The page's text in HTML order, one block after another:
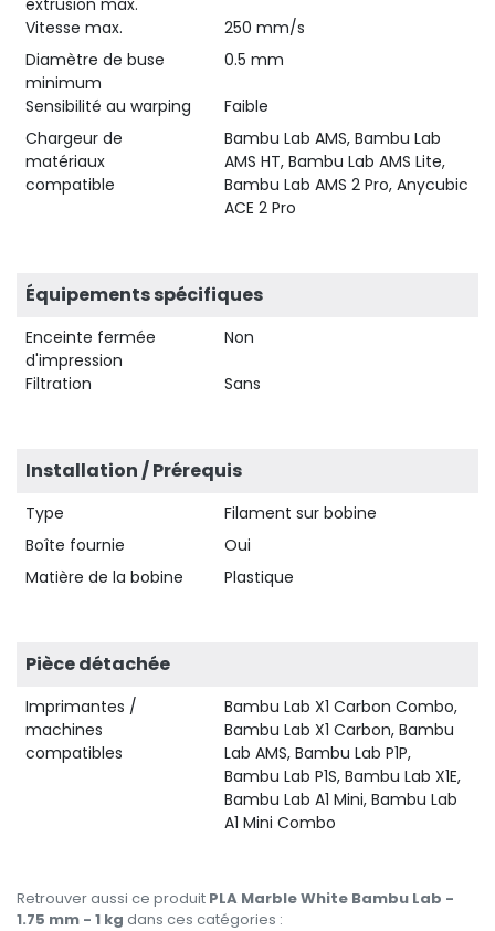
Vitesse max.
250 mm/s
Diamètre de buse
minimum
0.5 mm
Sensibilité au warping
Faible
Chargeur de
matériaux
compatible
Bambu Lab AMS, Bambu Lab
AMS HT, Bambu Lab AMS Lite,
Bambu Lab AMS 2 Pro, Anycubic
ACE 2 Pro
Équipements spécifiques
Enceinte fermée
d'impression
Non
Filtration Sans
Installation / Prérequis
Type
Filament sur bobine
Boîte fournie
Oui
Matière de la bobine
Plastique
Pièce détachée
Imprimantes /
machines
compatibles
Bambu Lab X1 Carbon Combo,
Bambu Lab X1 Carbon, Bambu
Lab AMS, Bambu Lab P1P,
Bambu Lab P1S, Bambu Lab X1E,
Bambu Lab A1 Mini, Bambu Lab
A1 Mini Combo
Retrouver aussi ce produit PLA Marble White Bambu Lab -
1.75 mm - 1 kg dans ces catégories :